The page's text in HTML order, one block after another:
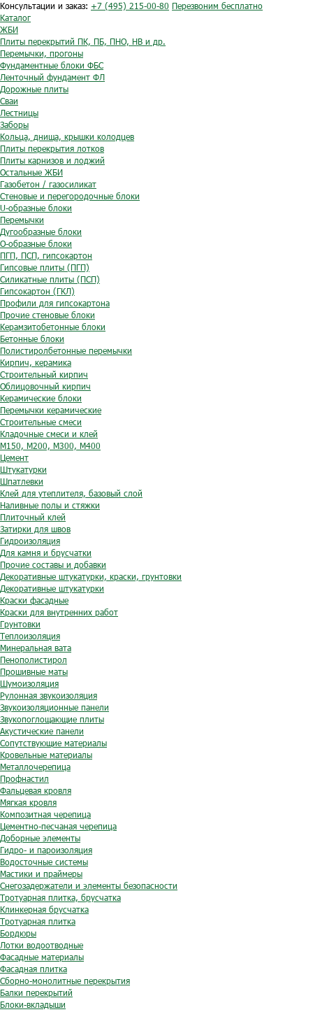
Консультации и заказ: +7 (495) 215-00-80 Перезвоним бесплатно
Каталог
ЖБИ
Плиты перекрытий ПК, ПБ, ПНО, НВ и др.
Перемычки, прогоны
Фундаментные блоки ФБС
Ленточный фундамент ФЛ
Дорожные плиты
Сваи
Лестницы
Заборы
Кольца, днища, крышки колодцев
Плиты перекрытия лотков
Плиты карнизов и лоджий
Остальные ЖБИ
Газобетон / газосиликат
Стеновые и перегородочные блоки
U-образные блоки
Перемычки
Дугообразные блоки
O-образные блоки
ПГП, ПСП, гипсокартон
Гипсовые плиты (ПГП)
Силикатные плиты (ПСП)
Гипсокартон (ГКЛ)
Профили для гипсокартона
Прочие стеновые блоки
Керамзитобетонные блоки
Бетонные блоки
Полистиролбетонные перемычки
Кирпич, керамика
Строительный кирпич
Облицовочный кирпич
Керамические блоки
Перемычки керамические
Строительные смеси
Кладочные смеси и клей
М150, М200, М300, М400
Цемент
Штукатурки
Шпатлевки
Клей для утеплителя, базовый слой
Наливные полы и стяжки
Плиточный клей
Затирки для швов
Гидроизоляция
Для камня и брусчатки
Прочие составы и добавки
Декоративные штукатурки, краски, грунтовки
Декоративные штукатурки
Краски фасадные
Краски для внутренних работ
Грунтовки
Теплоизоляция
Минеральная вата
Пенополистирол
Прошивные маты
Шумоизоляция
Рулонная звукоизоляция
Звукоизоляционные панели
Звукопоглощающие плиты
Акустические панели
Сопутствующие материалы
Кровельные материалы
Металлочерепица
Профнастил
Фальцевая кровля
Мягкая кровля
Композитная черепица
Цементно-песчаная черепица
Доборные элементы
Гидро- и пароизоляция
Водосточные системы
Мастики и праймеры
Снегозадержатели и элементы безопасности
Тротуарная плитка, брусчатка
Клинкерная брусчатка
Тротуарная плитка
Бордюры
Лотки водоотводные
Фасадные материалы
Фасадная плитка
Сборно-монолитные перекрытия
Балки перекрытий
Блоки-вкладыши